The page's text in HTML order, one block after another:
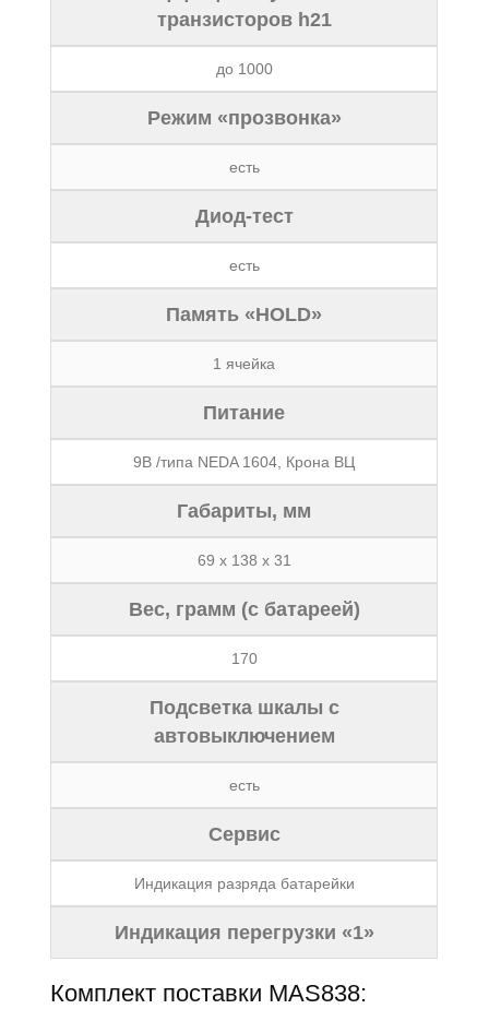
транзисторов h21
до 1000
Режим «прозвонка»
есть
Диод-тест
есть
Память «HOLD»
1 ячейка
Питание
9В /типа NEDA 1604, Крона ВЦ
Габариты, мм
69 x 138 x 31
Вес, грамм (с батареей)
170
Подсветка шкалы с
автовыключением
есть
Сервис
Индикация разряда батарейки
Индикация перегрузки «1»
Комплект поставки MAS838: